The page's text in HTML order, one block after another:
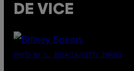
DE VICE
PHOTO BY L. BUSACCA/GETTY IMAGES